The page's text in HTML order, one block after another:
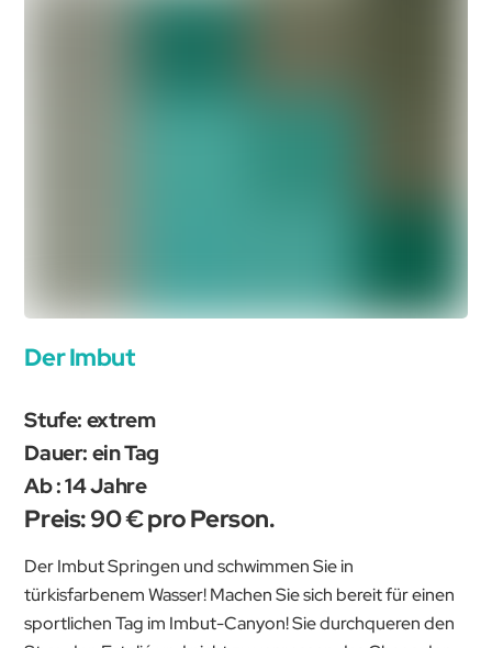
Der Imbut
Stufe: extrem
Dauer: ein Tag
Ab : 14 Jahre
Preis: 90 € pro Person.
Der Imbut Springen und schwimmen Sie in
türkisfarbenem Wasser! Machen Sie sich bereit für einen
sportlichen Tag im Imbut-Canyon! Sie durchqueren den